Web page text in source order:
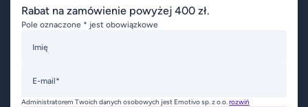
Rabat na zamówienie powyżej 400 zł.
Pole oznaczone * jest obowiązkowe
Imię
E-mail*
Administratorem Twoich danych osobowych jest Emotivo sp. z o.o.rozwiń